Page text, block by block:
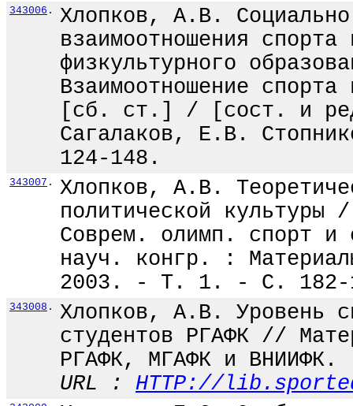
343006 .
Хлопков, А.В.
взаимоотношения
физкультурного
Взаимоотношение
[сб. ст.] / [сост. и
Сагалаков, Е.В.
124-148.
343007 .
Хлопков, А.В.
политической
Соврем. олимп. спорт
науч. конгр. :
2003. - Т. 1. - С. 182-
343008 .
Хлопков, А.В. Уровень
студентов РГАФК //
РГАФК, МГАФК и
URL : HTTP://